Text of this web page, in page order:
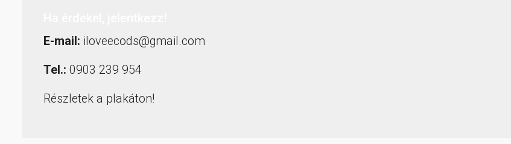
E-mail: iloveecods@gmail.com
Tel.: 0903 239 954
Részletek a plakáton!